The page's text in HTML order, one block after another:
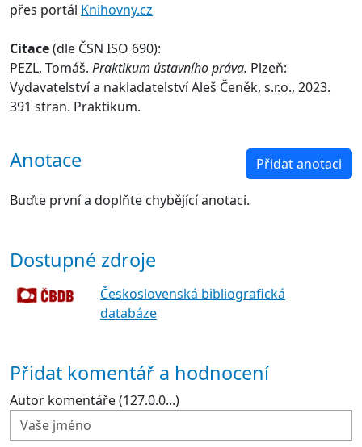
přes portál Knihovny.cz
Citace(dle ČSN ISO 690):
PEZL, Tomáš. Praktikum ústavního práva. Plzeň:
Vydavatelství a nakladatelství Aleš Čeněk, s.r.o., 2023.
391 stran. Praktikum.
Anotace Přidat anotaci
Buďte první a doplňte chybějící anotaci.
Dostupné zdroje
Československá bibliografická
databáze
Přidat komentář a hodnocení
Autor komentáře (127.0.0...)